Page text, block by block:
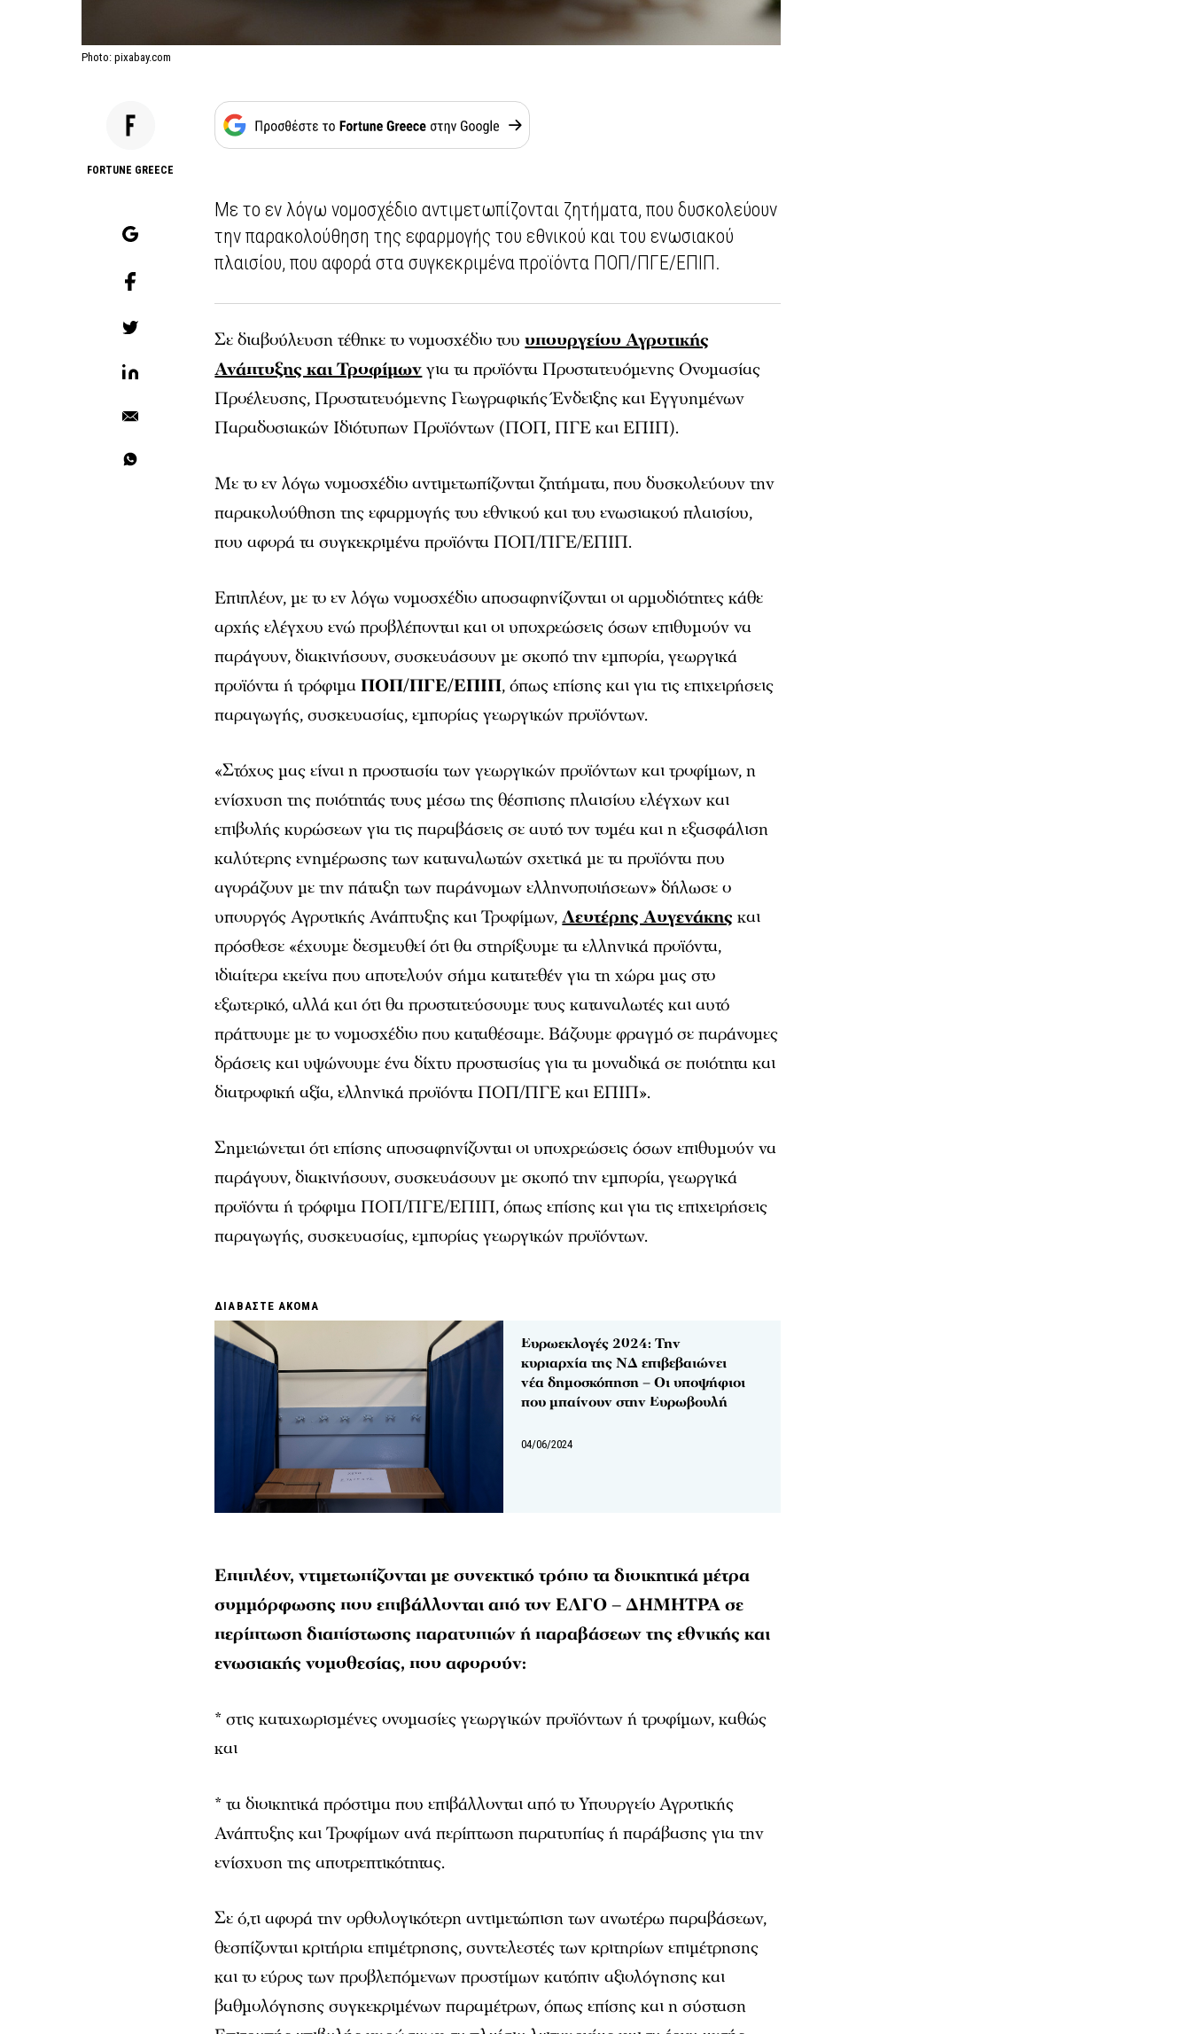
Photo: pixabay.com
FORTUNE GREECE
Με το εν λόγω νομοσχέδιο αντιμετωπίζονται ζητήματα, που δυσκολεύουν
την παρακολούθηση της εφαρμογής του εθνικού και του ενωσιακού
πλαισίου, που αφορά στα συγκεκριμένα προϊόντα ΠΟΠ/ΠΓΕ/ΕΠΙΠ.
Σε διαβούλευση τέθηκε το νομοσχέδιο τουυπουργείου Αγροτικής
Ανάπτυξης και Τροφίμωνγια τα προϊόντα Προστατευόμενης Ονομασίας
Προέλευσης, Προστατευόμενης Γεωγραφικής Ένδειξης και Εγγυημένων
Παραδοσιακών Ιδιότυπων Προϊόντων (ΠΟΠ, ΠΓΕ και ΕΠΙΠ).
Με το εν λόγω νομοσχέδιο αντιμετωπίζονται ζητήματα, που δυσκολεύουν την
παρακολούθηση της εφαρμογής του εθνικού και του ενωσιακού πλαισίου,
που αφορά τα συγκεκριμένα προϊόντα ΠΟΠ/ΠΓΕ/ΕΠΙΠ.
Επιπλέον, με το εν λόγω νομοσχέδιο αποσαφηνίζονται οι αρμοδιότητες κάθε
αρχής ελέγχου ενώ προβλέπονται και οι υποχρεώσεις όσων επιθυμούν να
παράγουν, διακινήσουν, συσκευάσουν με σκοπό την εμπορία, γεωργικά
προϊόντα ή τρόφιμαΠΟΠ/ΠΓΕ/ΕΠΙΠ, όπως επίσης και για τις επιχειρήσεις
παραγωγής, συσκευασίας, εμπορίας γεωργικών προϊόντων.
«Στόχος μας είναι η προστασία των γεωργικών προϊόντων και τροφίμων, η
ενίσχυση της ποιότητάς τους μέσω της θέσπισης πλαισίου ελέγχων και
επιβολής κυρώσεων για τις παραβάσεις σε αυτό τον τομέα και η εξασφάλιση
καλύτερης ενημέρωσης των καταναλωτών σχετικά με τα προϊόντα που
αγοράζουν με την πάταξη των παράνομων ελληνοποιήσεων» δήλωσε ο
υπουργός Αγροτικής Ανάπτυξης και Τροφίμων,Λευτέρης Αυγενάκης και
πρόσθεσε «έχουμε δεσμευθεί ότι θα στηρίξουμε τα ελληνικά προϊόντα,
ιδιαίτερα εκείνα που αποτελούν σήμα κατατεθέν για τη χώρα μας στο
εξωτερικό, αλλά και ότι θα προστατεύσουμε τους καταναλωτές και αυτό
πράττουμε με το νομοσχέδιο που καταθέσαμε. Βάζουμε φραγμό σε παράνομες
δράσεις και υψώνουμε ένα δίχτυ προστασίας για τα μοναδικά σε ποιότητα και
διατροφική αξία, ελληνικά προϊόντα ΠΟΠ/ΠΓΕ και ΕΠΙΠ».
Σημειώνεται ότι επίσης αποσαφηνίζονται οι υποχρεώσεις όσων επιθυμούν να
παράγουν, διακινήσουν, συσκευάσουν με σκοπό την εμπορία, γεωργικά
προϊόντα ή τρόφιμα ΠΟΠ/ΠΓΕ/ΕΠΙΠ, όπως επίσης και για τις επιχειρήσεις
παραγωγής, συσκευασίας, εμπορίας γεωργικών προϊόντων.
ΔΙΑΒΑΣΤΕ ΑΚΟΜΑ
Ευρωεκλογές 2024: Την
κυριαρχία της ΝΔ επιβεβαιώνει
νέα δημοσκόπηση – Οι υποψήφιοι
που μπαίνουν στην Ευρωβουλή
04/06/2024
Επιπλέον, ντιμετωπίζονται με συνεκτικό τρόπο τα διοικητικά μέτρα
συμμόρφωσης που επιβάλλονται από τον ΕΛΓΟ – ΔΗΜΗΤΡΑ σε
περίπτωση διαπίστωσης παρατυπιών ή παραβάσεων της εθνικής και
ενωσιακής νομοθεσίας, που αφορούν:
* στις καταχωρισμένες ονομασίες γεωργικών προϊόντων ή τροφίμων, καθώς
και
* τα διοικητικά πρόστιμα που επιβάλλονται από το Υπουργείο Αγροτικής
Ανάπτυξης και Τροφίμων ανά περίπτωση παρατυπίας ή παράβασης για την
ενίσχυση της αποτρεπτικότητας.
Σε ό,τι αφορά την ορθολογικότερη αντιμετώπιση των ανωτέρω παραβάσεων,
θεσπίζονται κριτήρια επιμέτρησης, συντελεστές των κριτηρίων επιμέτρησης
και το εύρος των προβλεπόμενων προστίμων κατόπιν αξιολόγησης και
βαθμολόγησης συγκεκριμένων παραμέτρων, όπως επίσης και η σύσταση